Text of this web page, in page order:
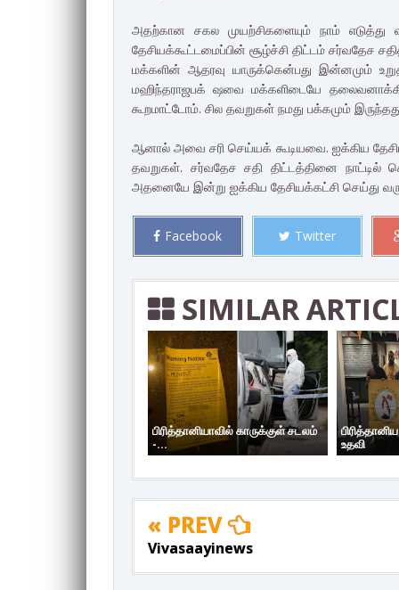
அதற்கான சகல முயற்சிகளையும் நாம் எடுத்து
தேசியக்கூட்டமைப்பின் சூழ்ச்சி திட்டம் சர்வதேச
மக்களின் ஆதரவு யாருக்கென்பது இன்னமும்
மஹிந்தராஜபக் ஷவை மக்களிடையே
கூறமாட்டோம். சில தவறுகள் நமது பக்கமும்
ஆனால் அவை சரி செய்யக் கூடியவை. ஐக்கிய
தவறுகள். சர்வதேச சதி திட்டத்தினை நாட்டில்
அதனையே இன்று ஐக்கிய தேசியக்கட்சி செய்து
Facebook Twitter
SIMILAR
பிரித்தானியாவில் காருக்குள் சடலம்
-...
உதவி
« PREV
Vivasaayinews